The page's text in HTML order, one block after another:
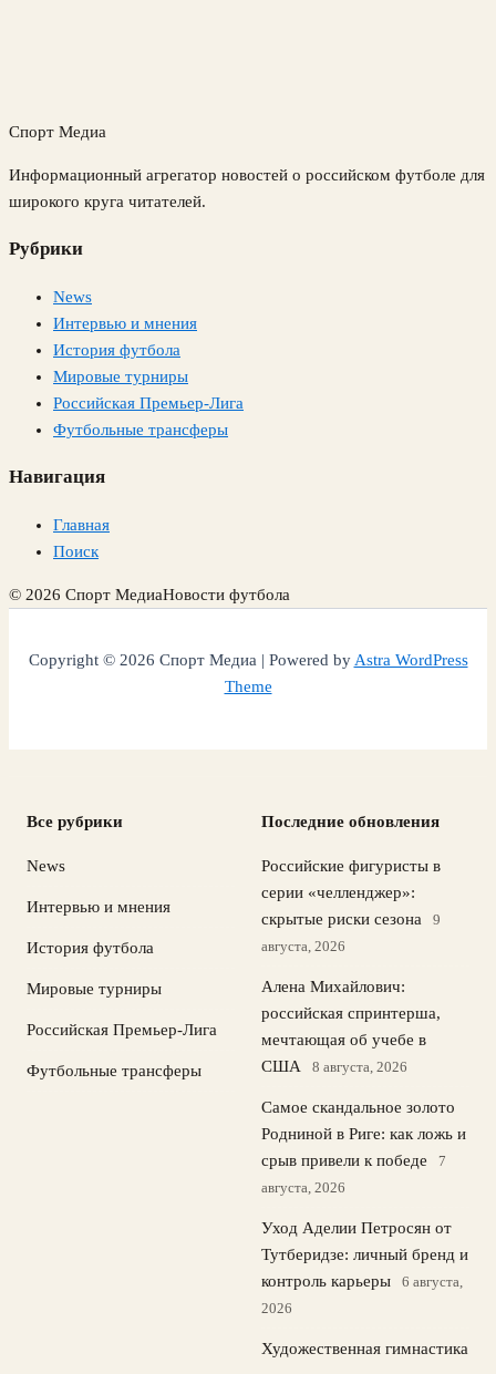
Спорт Медиа
Информационный агрегатор новостей о российском футболе для
широкого круга читателей.
Рубрики
News
Интервью и мнения
История футбола
Мировые турниры
Российская Премьер-Лига
Футбольные трансферы
Навигация
Главная
Поиск
© 2026 Спорт МедиаНовости футбола
Copyright © 2026 Спорт Медиа | Powered byAstra WordPress
Theme
Все рубрики
News
Интервью и мнения
История футбола
Мировые турниры
Российская Премьер-Лига
Футбольные трансферы
Последние обновления
Российские фигуристы в
серии «челленджер»:
скрытые риски сезона
9
августа, 2026
Алена Михайлович:
российская спринтерша,
мечтающая об учебе в
США
8 августа, 2026
Самое скандальное золото
Родниной в Риге: как ложь и
срыв привели к победе
7
августа, 2026
Уход Аделии Петросян от
Тутберидзе: личный бренд и
контроль карьеры
6 августа,
2026
Художественная гимнастика